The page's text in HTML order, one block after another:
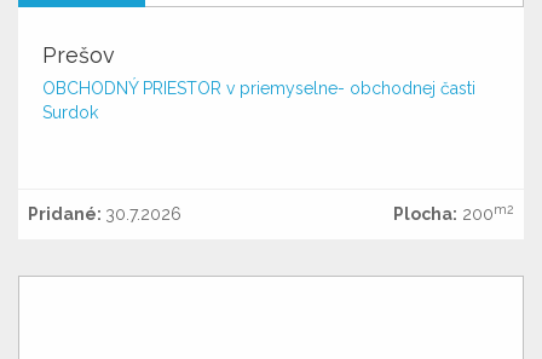
Prešov
OBCHODNÝ PRIESTOR v priemyselne- obchodnej časti
Surdok
Pridané: 30.7.2026 Plocha: 200m2